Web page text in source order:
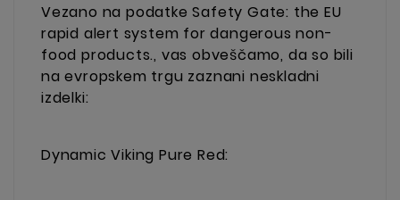
Vezano na podatke Safety Gate: the EU
rapid alert system for dangerous non-
food products., vas obveščamo, da so bili
na evropskem trgu zaznani neskladni
izdelki:
Dynamic Viking Pure Red: